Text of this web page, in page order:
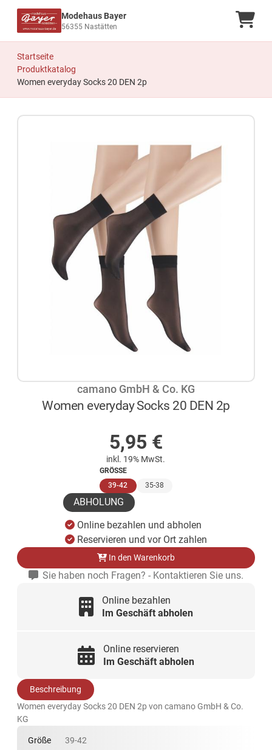
Modehaus Bayer
56355 Nastätten
Startseite
Produktkatalog
Women everyday Socks 20 DEN 2p
camano GmbH & Co. KG
Women everyday Socks 20 DEN 2p
5,95 €
inkl. 19% MwSt.
GRÖSSE
39-42 (ausgewählt)
35-38
ABHOLUNG
Online bezahlen und abholen
Reservieren und vor Ort zahlen
In den Warenkorb
Sie haben noch Fragen? - Kontaktieren Sie uns.
Online bezahlen
Im Geschäft abholen
Online reservieren
Im Geschäft abholen
Beschreibung
Women everyday Socks 20 DEN 2p von camano GmbH & Co.
KG
Größe 39-42